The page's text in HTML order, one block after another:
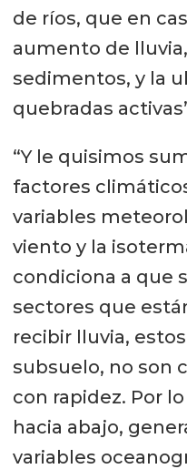
de ríos, que en
aumento de
sedimentos, y la
quebradas
“Y le quisimos
factores
variables
viento y la
condiciona a que
sectores que
recibir lluvia,
subsuelo, no son
con rapidez. Por
hacia abajo,
variables